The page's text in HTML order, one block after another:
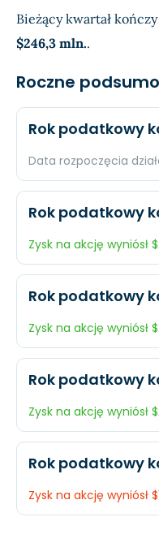
Bieżący kwartał
$246,3 mln..
Roczne
Rok podatkowy
Data rozpoczęcia
Dochód
Rok podatkowy
Zysk na akcję wyniósł
Dochód
Rok podatkowy
Zysk na akcję wyniósł
Dochód
Rok podatkowy
Zysk na akcję wyniósł
Rok podatkowy
Zysk na akcję wyniósł